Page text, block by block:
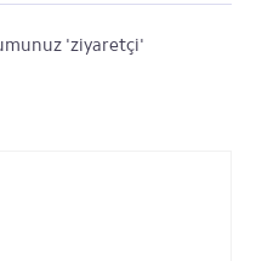
'ziyaretçi'